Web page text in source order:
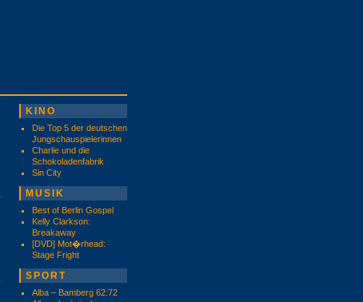
KINO
Die Top 5 der deutschen
Jungschauspielerinnen
Charlie und die
Schokoladenfabrik
Sin City
MUSIK
Best of Berlin Gospel
Kelly Clarkson:
Breakaway
[DVD] Mot�rhead:
Stage Fright
SPORT
Alba – Bamberg 62:72